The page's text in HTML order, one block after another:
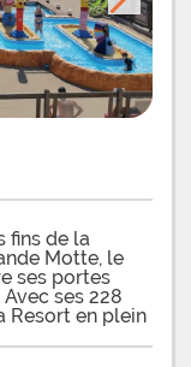
fins de la
Motte, le
ses portes
ses 228
Resort en plein
aire de jeux